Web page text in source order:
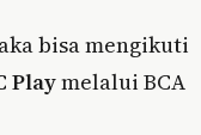
bisa mengikuti
Playmelalui BCA